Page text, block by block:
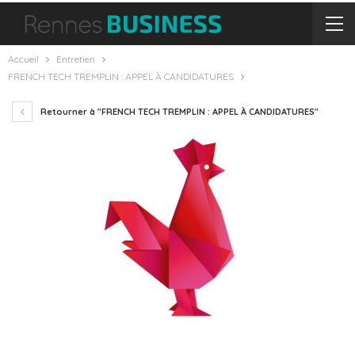
Accueil
Entretien
FRENCH TECH TREMPLIN : APPEL À CANDIDATURES
Retourner à "FRENCH TECH TREMPLIN : APPEL À CANDIDATURES"